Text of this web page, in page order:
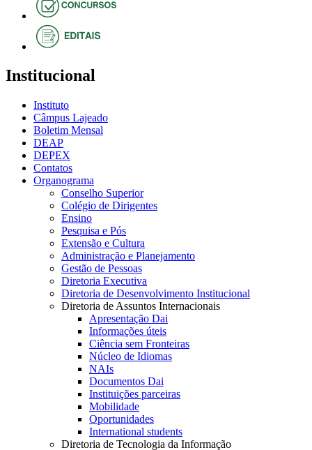
Institucional
Instituto
Câmpus Lajeado
Boletim Mensal
DEAP
DEPEX
Contatos
Organograma
Conselho Superior
Colégio de Dirigentes
Ensino
Pesquisa e Pós
Extensão e Cultura
Administração e Planejamento
Gestão de Pessoas
Diretoria Executiva
Diretoria de Desenvolvimento Institucional
Diretoria de Assuntos Internacionais
Apresentação Dai
Informações úteis
Ciência sem Fronteiras
Núcleo de Idiomas
NAIs
Documentos Dai
Instituições parceiras
Mobilidade
Oportunidades
International students
Diretoria de Tecnologia da Informação